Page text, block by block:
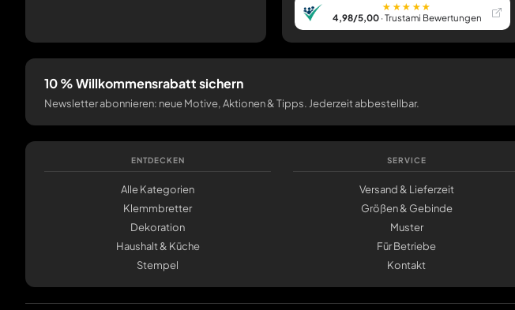
★★★★★
4,98/5,00 · Trustami Bewertungen
10 % Willkommensrabatt sichern
Newsletter abonnieren: neue Motive, Aktionen & Tipps. Jederzeit abbestellbar.
ENTDECKEN
Alle Kategorien
Klemmbretter
Dekoration
Haushalt & Küche
Stempel
SERVICE
Versand & Lieferzeit
Größen & Gebinde
Muster
Für Betriebe
Kontakt